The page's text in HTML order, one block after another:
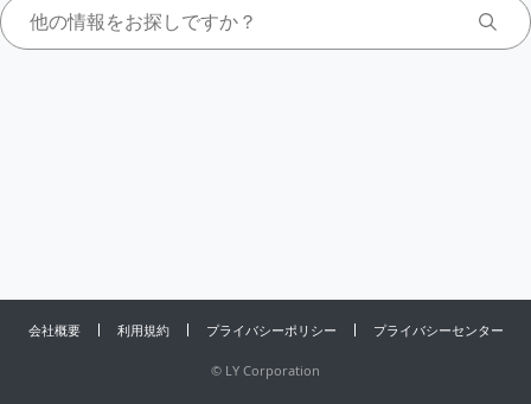
会社概要 利用規約 プライバシーポリシー プライバシーセンター
© LY Corporation